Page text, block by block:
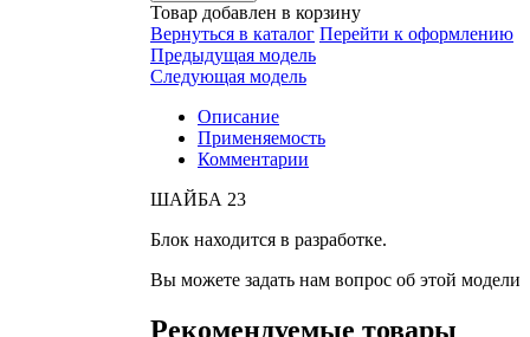
Товар добавлен в корзину
Вернуться в каталог Перейти к оформлению
Предыдущая модель
Следующая модель
Описание
Применяемость
Комментарии
ШАЙБА 23
Блок находится в разработке.
Вы можете задать нам вопрос об этой модели
Рекомендуемые товары